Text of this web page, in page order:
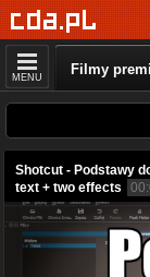
MENU Filmy
Shotcut - Podstawy
text + two effects